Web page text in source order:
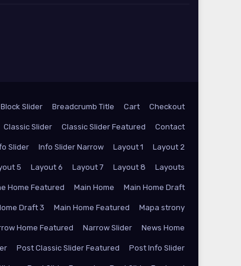
Block Slider Breadcrumb Title Cart Checkout
Classic Slider Classic Slider Featured Contact
Slider Info Slider Narrow Layout 1 Layout 2
5 Layout 6 Layout 7 Layout 8 Layouts
Home Featured Main Home Main Home Draft
Draft 3 Main Home Featured Mapa strony
Home Featured Narrow Slider News Home
Post Classic Slider Featured Post Info Slider